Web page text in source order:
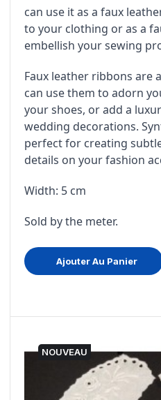
can use it as a faux
to your clothing or as a
embellish your sewing
Faux leather ribbons are
can use them to adorn
your shoes, or add a
wedding decorations.
perfect for creating
details on your fashion
Width: 5 cm
Sold by the meter.
Ajouter Au Panier
NOUVEAU